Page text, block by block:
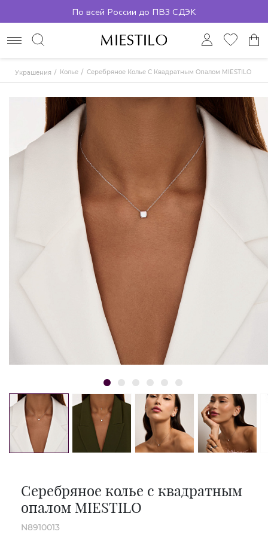
По всей России до ПВЗ СДЭК
Украшения Колье Серебряное Колье С Квадратным Опалом MIESTILO
Серебряное колье с квадратным
опалом MIESTILO
N8910013